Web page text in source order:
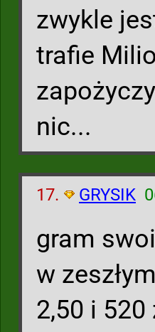
zwykle
trafie
nic...
17. GRYSIK
gram
w
2,50 i 520